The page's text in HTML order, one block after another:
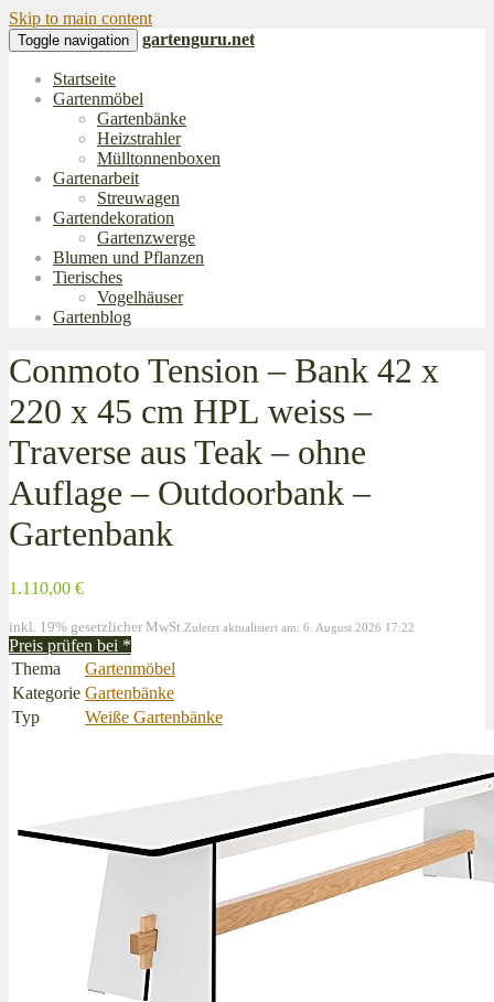
Skip to main content
Toggle navigation gartenguru.net
Startseite
Gartenmöbel
Gartenbänke
Heizstrahler
Mülltonnenboxen
Gartenarbeit
Streuwagen
Gartendekoration
Gartenzwerge
Blumen und Pflanzen
Tierisches
Vogelhäuser
Gartenblog
Conmoto Tension – Bank 42 x
220 x 45 cm HPL weiss –
Traverse aus Teak – ohne
Auflage – Outdoorbank –
Gartenbank
1.110,00 €
inkl. 19% gesetzlicher MwSt. Zuletzt aktualisiert am: 6. August 2026 17:22
Preis prüfen bei *
Thema
Gartenmöbel
Kategorie Gartenbänke
Typ
Weiße Gartenbänke